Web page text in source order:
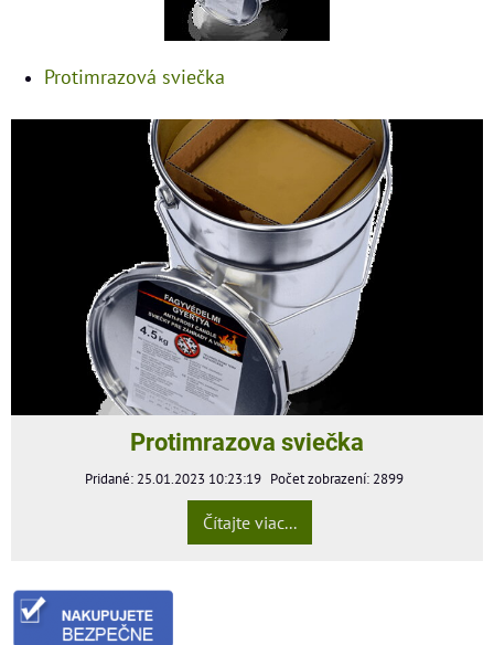
Protimrazová sviečka
Protimrazova sviečka
Pridané: 25.01.2023 10:23:19 Počet zobrazení: 2899
Čítajte viac...